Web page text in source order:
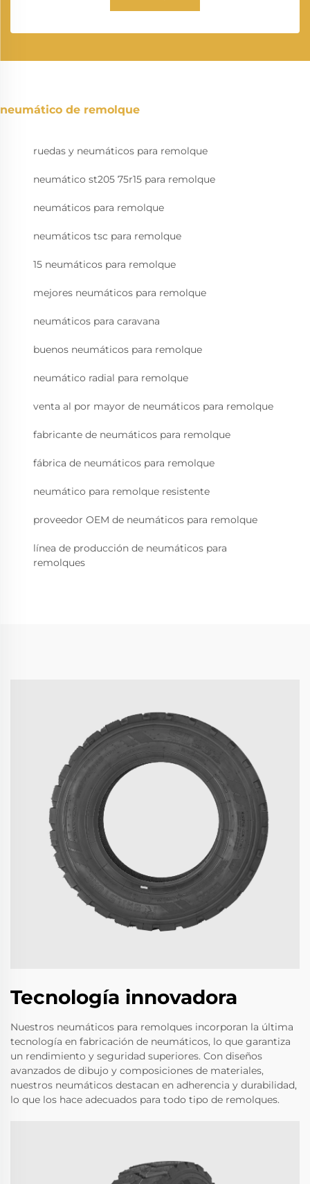
neumático de remolque
ruedas y neumáticos para remolque
neumático st205 75r15 para remolque
neumáticos para remolque
neumáticos tsc para remolque
15 neumáticos para remolque
mejores neumáticos para remolque
neumáticos para caravana
buenos neumáticos para remolque
neumático radial para remolque
venta al por mayor de neumáticos para remolque
fabricante de neumáticos para remolque
fábrica de neumáticos para remolque
neumático para remolque resistente
proveedor OEM de neumáticos para remolque
línea de producción de neumáticos para
remolques
Tecnología innovadora
Nuestros neumáticos para remolques incorporan la última
tecnología en fabricación de neumáticos, lo que garantiza
un rendimiento y seguridad superiores. Con diseños
avanzados de dibujo y composiciones de materiales,
nuestros neumáticos destacan en adherencia y durabilidad,
lo que los hace adecuados para todo tipo de remolques.